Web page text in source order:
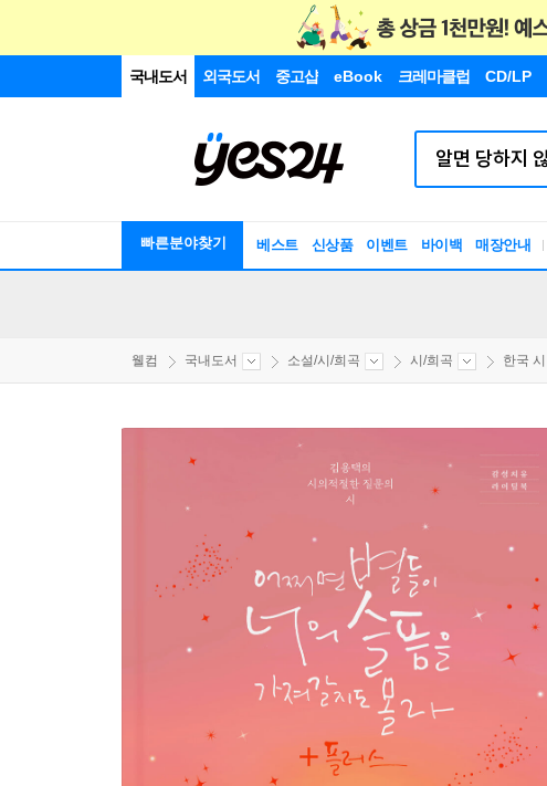
국내도서 외국도서 중고샵 eBook 크레마클럽 CD/LP
빠른분야찾기 베스트 신상품 이벤트 바이백 매장안내
웰컴 국내도서 소설/시/희곡 시/희곡 한국 시